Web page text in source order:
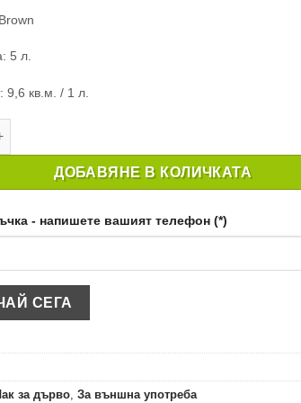
5 л.
9,6 кв.м. / 1 л.
за ПРЕПАРАТ ЗА ЗАЩИТА НА ДЪРВО RONSEAL
ДОБАВЯНЕ В КОЛИЧКАТА
- напишете вашият телефон (*)
за дърво,За външна употреба